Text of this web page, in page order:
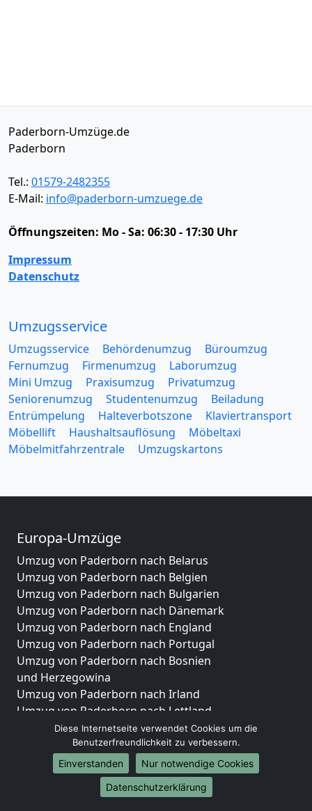
Paderborn-Umzüge.de
Paderborn
Tel.: 01579-2482355
E-Mail: info@paderborn-umzuege.de
Öffnungszeiten: Mo - Sa: 06:30 - 17:30 Uhr
Impressum
Datenschutz
Umzugsservice
Umzugsservice Behördenumzug
Büroumzug
Fernumzug
Firmenumzug
Laborumzug
Mini Umzug
Praxisumzug
Privatumzug
Seniorenumzug
Studentenumzug
Beiladung
Entrümpelung
Halteverbotszone
Klaviertransport
Möbellift
Haushaltsauflösung
Möbeltaxi
Möbelmitfahrzentrale
Umzugskartons
Europa-Umzüge
Umzug von Paderborn nach Belarus
Umzug von Paderborn nach Belgien
Umzug von Paderborn nach Bulgarien
Umzug von Paderborn nach Dänemark
Umzug von Paderborn nach England
Umzug von Paderborn nach Portugal
Umzug von Paderborn nach Bosnien
und Herzegowina
Umzug von Paderborn nach Irland
Umzug von Paderborn nach Lettland
Umzug von Paderborn nach Zypern
Umzug von Paderborn nach Kroatien
Umzug von Paderborn nach Estland
Umzug von Paderborn nach Finnland
Umzug von Paderborn nach Frankreich
Diese Internetseite verwendet Cookies um die
Benutzerfreundlichkeit zu verbessern.
Einverstanden
Nur notwendige Cookies
Datenschutzerklärung